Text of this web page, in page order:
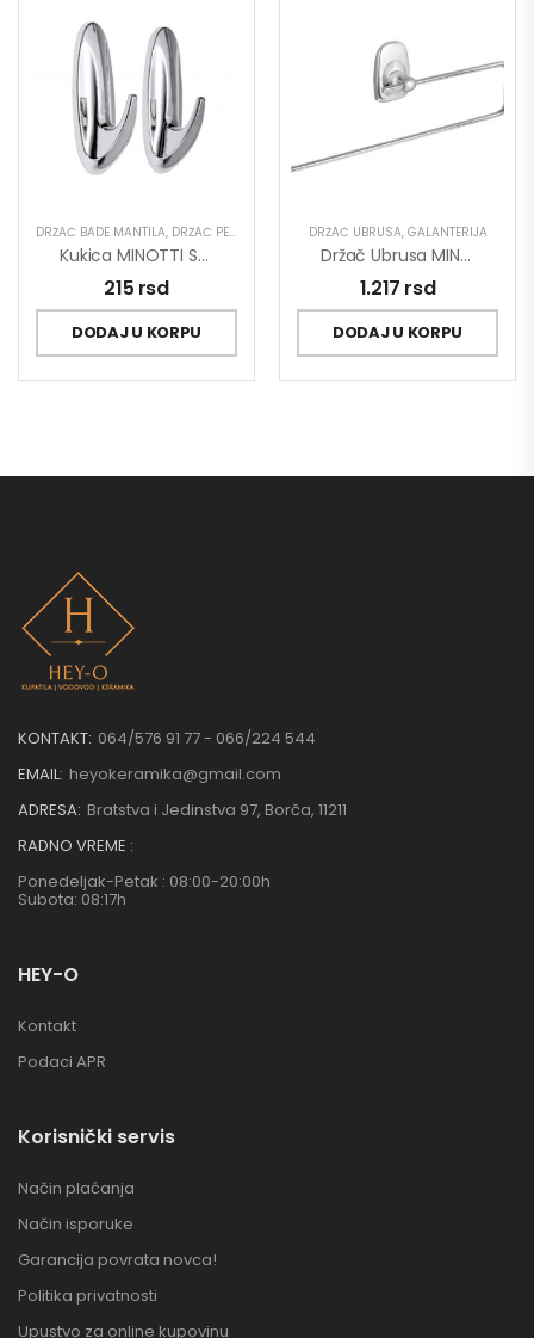
DRŽAČ BADE MANTILA, DRŽAČ PEŠKIRA GALANTERIJA
Kukica MINOTTI Samolepljiva 30×80 Ovalna Hrom ABS 1,5kg Nosivost
215 rsd
DODAJ U KORPU
DRŽAČ UBRUSA, GALANTERIJA
Držač Ubrusa MINOTTI 80633A
1.217 rsd
DODAJ U KORPU
KONTAKT: 064/576 91 77 - 066/224 544
EMAIL: heyokeramika@gmail.com
ADRESA: Bratstva i Jedinstva 97, Borča, 11211
RADNO VREME :
Ponedeljak-Petak : 08:00-20:00h
Subota: 08:17h
HEY-O
Kontakt
Podaci APR
Korisnički servis
Način plaćanja
Način isporuke
Garancija povrata novca!
Politika privatnosti
Upustvo za online kupovinu